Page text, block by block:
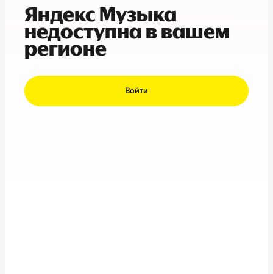
Яндекс Музыка
недоступна в вашем
регионе
Войти